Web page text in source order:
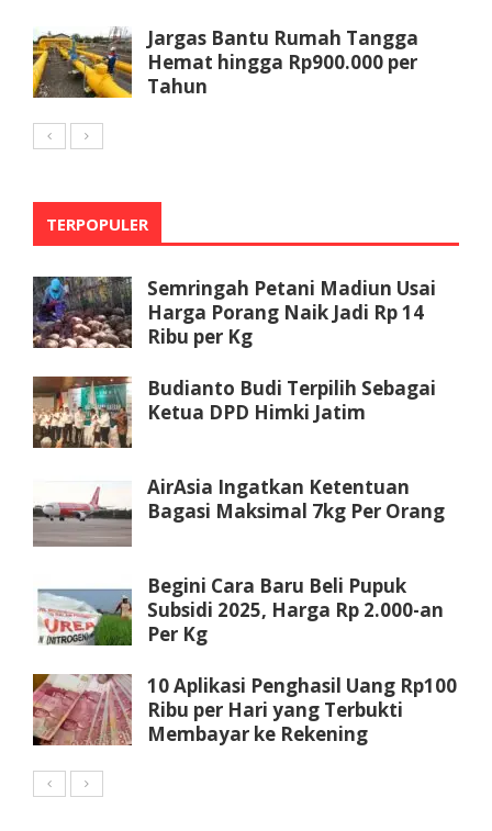
Jargas Bantu Rumah Tangga
Hemat hingga Rp900.000 per
Tahun
TERPOPULER
Semringah Petani Madiun Usai
Harga Porang Naik Jadi Rp 14
Ribu per Kg
Budianto Budi Terpilih Sebagai
Ketua DPD Himki Jatim
AirAsia Ingatkan Ketentuan
Bagasi Maksimal 7kg Per Orang
Begini Cara Baru Beli Pupuk
Subsidi 2025, Harga Rp 2.000-an
Per Kg
10 Aplikasi Penghasil Uang Rp100
Ribu per Hari yang Terbukti
Membayar ke Rekening